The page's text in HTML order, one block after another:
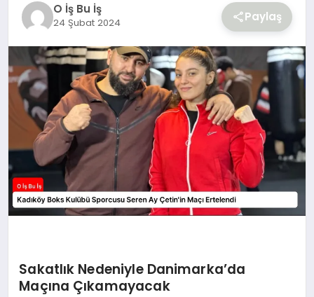
YAŞAMO İş Bu İş
24 Şubat 2024 Paylaş
Sakatlık Nedeniyle Danimarka’da
Maçına Çıkamayacak